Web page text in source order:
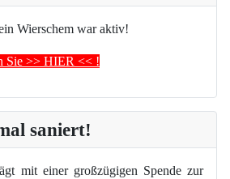
Wierschem war aktiv!
Sie >> HIER << !
saniert!
mit einer großzügigen Spende zur